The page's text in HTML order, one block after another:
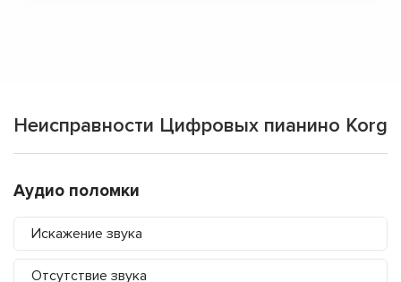
Неисправности Цифровых пианино Korg
Аудио поломки
Искажение звука
Отсутствие звука